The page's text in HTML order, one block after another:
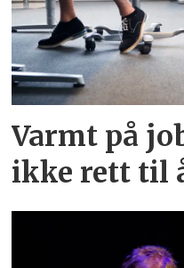
Varmt på
ikke rett til